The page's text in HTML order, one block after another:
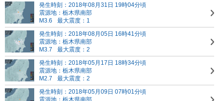
発生時刻：2018年08月31日 19時04分頃
震源地：栃木県南部
M3.6
最大震度：1
発生時刻：2018年08月05日 16時41分頃
震源地：栃木県南部
M3.7
最大震度：2
発生時刻：2018年05月17日 18時34分頃
震源地：栃木県南部
M2.7
最大震度：2
発生時刻：2018年05月09日 07時01分頃
震源地：栃木県南部